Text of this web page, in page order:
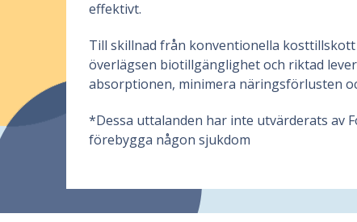
effektivt.
Till skillnad från konventionella
överlägsen biotillgänglighet och riktad
absorptionen, minimera näringsförlusten
*Dessa uttalanden har inte utvärderats av
förebygga någon sjukdom